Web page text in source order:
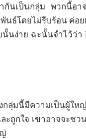
กันเป็นกลุ่ม พวกนี้อา
นธ์โดยไม่รีบร้อน ค่อ
นง่าย ฉะนั้นจำไว้ว่า
กลุ่มนี้มีความเป็นผู้ให
ะถูกใจ เขาอาจจะช